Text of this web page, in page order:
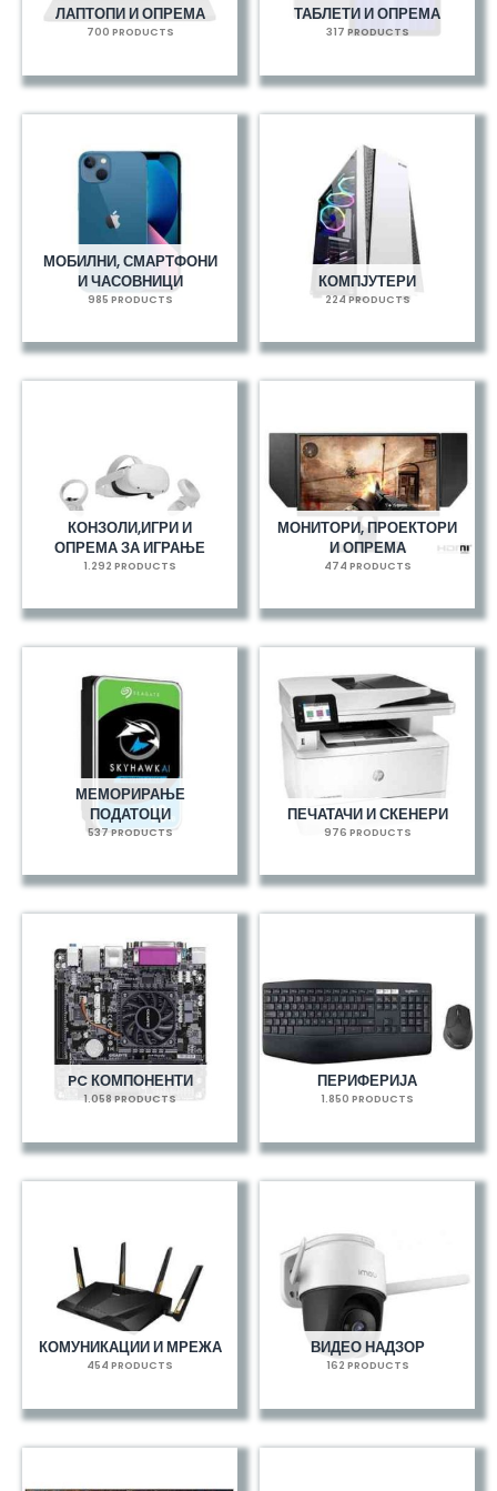
ЛАПТОПИ И ОПРЕМА
700 PRODUCTS
ТАБЛЕТИ И ОПРЕМА
317 PRODUCTS
МОБИЛНИ, СМАРТФОНИ
И ЧАСОВНИЦИ
985 PRODUCTS
КОМПЈУТЕРИ
224 PRODUCTS
КОНЗОЛИ,ИГРИ И
ОПРЕМА ЗА ИГРАЊЕ
1.292 PRODUCTS
МОНИТОРИ, ПРОЕКТОРИ
И ОПРЕМА
474 PRODUCTS
МЕМОРИРАЊЕ
ПОДАТОЦИ
537 PRODUCTS
ПЕЧАТАЧИ И СКЕНЕРИ
976 PRODUCTS
PC КОМПОНЕНТИ
1.058 PRODUCTS
ПЕРИФЕРИЈА
1.850 PRODUCTS
КОМУНИКАЦИИ И МРЕЖА
454 PRODUCTS
ВИДЕО НАДЗОР
162 PRODUCTS